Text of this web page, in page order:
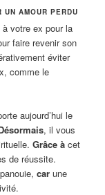
AMOUR PERDU
votre ex pour la
faire revenir son
éviter
comme le
aujourd’hui le
, il vous
Grâce à cet
de réussite.
car une